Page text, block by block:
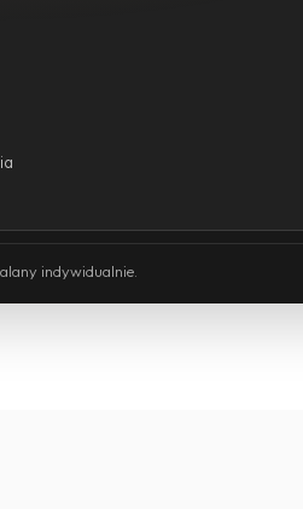
indywidualnie.